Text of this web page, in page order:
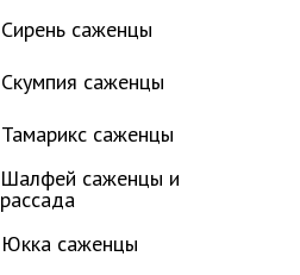
Сирень саженцы
Скумпия саженцы
Тамарикс саженцы
Шалфей саженцы и
рассада
Юкка саженцы